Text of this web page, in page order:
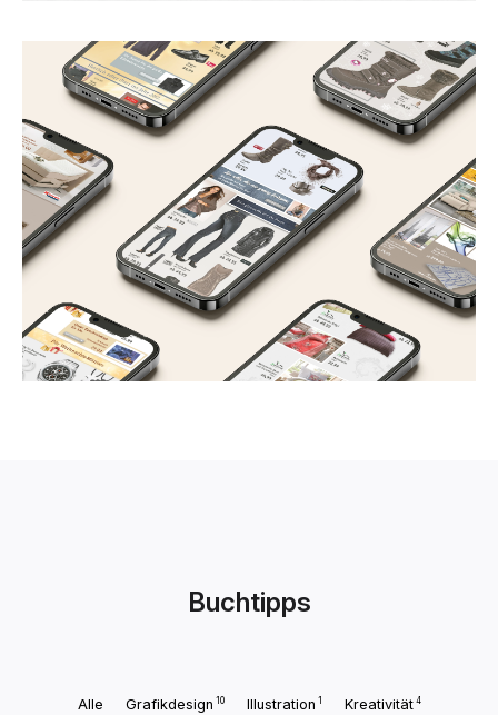
Buchtipps
Alle Grafikdesign 10 Illustration 1 Kreativität4